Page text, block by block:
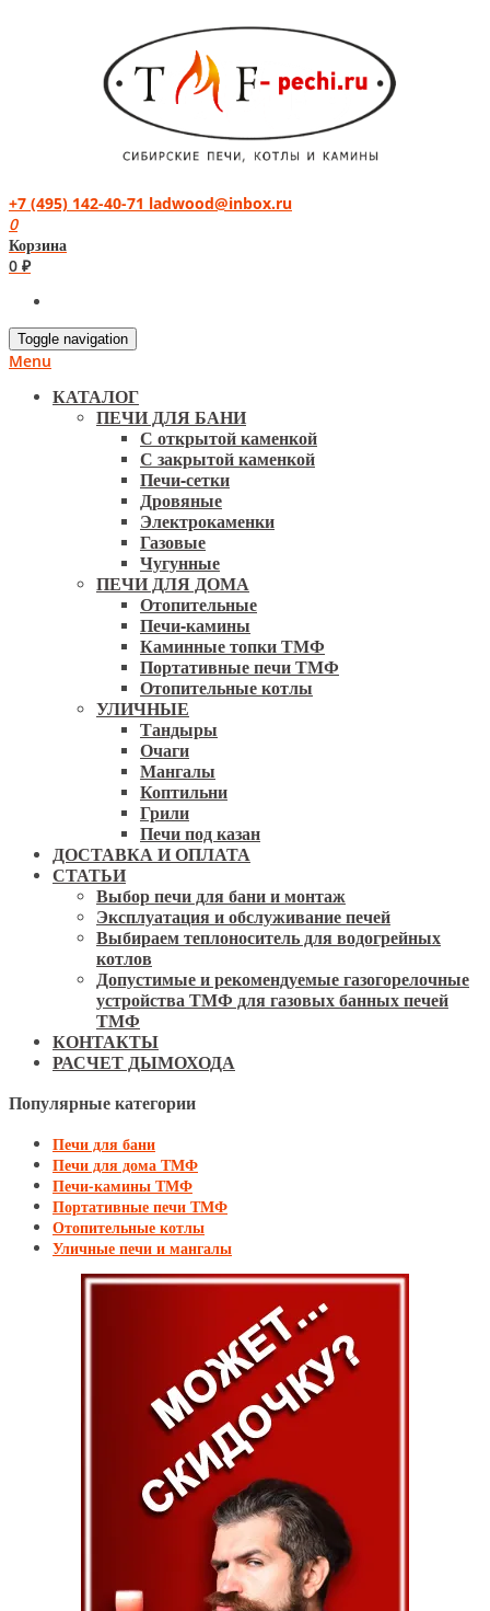
+7 (495) 142-40-71 ladwood@inbox.ru
0
Корзина
0 ₽
Toggle navigation
Menu
КАТАЛОГ
ПЕЧИ ДЛЯ БАНИ
С открытой каменкой
С закрытой каменкой
Печи-сетки
Дровяные
Электрокаменки
Газовые
Чугунные
ПЕЧИ ДЛЯ ДОМА
Отопительные
Печи-камины
Каминные топки ТМФ
Портативные печи ТМФ
Отопительные котлы
УЛИЧНЫЕ
Тандыры
Очаги
Мангалы
Коптильни
Грили
Печи под казан
ДОСТАВКА И ОПЛАТА
СТАТЬИ
Выбор печи для бани и монтаж
Эксплуатация и обслуживание печей
Выбираем теплоноситель для водогрейных
котлов
Допустимые и рекомендуемые газогорелочные
устройства ТМФ для газовых банных печей
ТМФ
КОНТАКТЫ
РАСЧЕТ ДЫМОХОДА
Популярные категории
Печи для бани
Печи для дома ТМФ
Печи-камины ТМФ
Портативные печи ТМФ
Отопительные котлы
Уличные печи и мангалы